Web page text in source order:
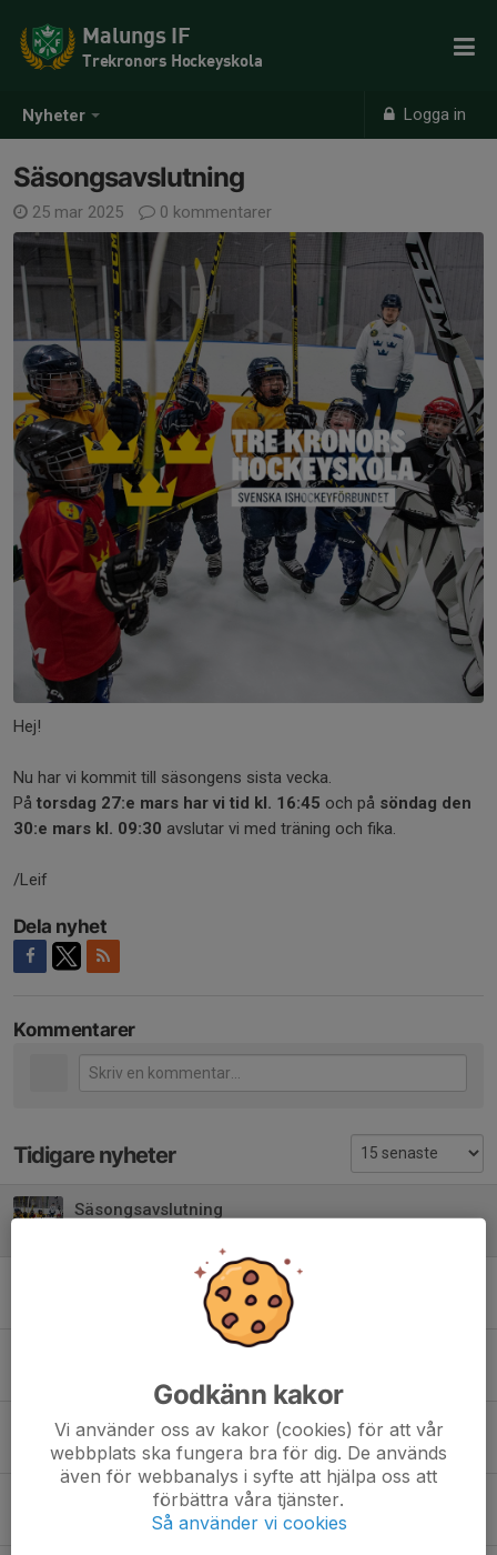
Nyheter Logga in
Malungs IF
Trekronors Hockeyskola
Säsongsavslutning
25 mar 2025 0 kommentarer
Hej!
Nu har vi kommit till säsongens sista vecka.
På torsdag 27:e mars har vi tid kl. 16:45 och på söndag den
30:e mars kl. 09:30 avslutar vi med träning och fika.
/Leif
Dela nyhet
Kommentarer
Tidigare nyheter
Säsongsavslutning
Träningstider för veckan
0
Match mot Vansbro och veckans träningstider
2 mar 2025 3
Flyttad träningstid och match mot Vansbro
24 feb 2025 3
Godkänn kakor
Vi använder oss av kakor (cookies) för att vår
webbplats ska fungera bra för dig. De används
även för webbanalys i syfte att hjälpa oss att
förbättra våra tjänster.
Så använder vi cookies